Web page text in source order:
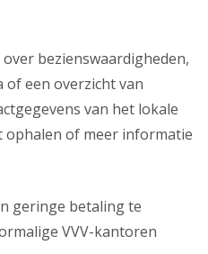
bezienswaardigheden,
of een overzicht van
van het lokale
of meer informatie
geringe betaling te
VVV-kantoren